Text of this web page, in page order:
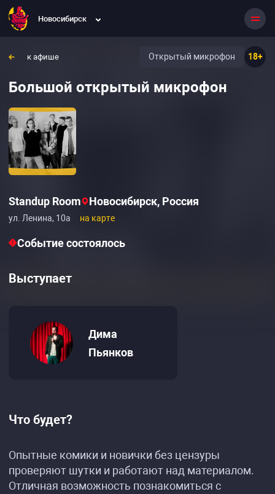
Новосибирск
к афише 18+
Открытый микрофон
Большой открытый микрофон
Standup Room Новосибирск, Россия
ул. Ленина, 10а на карте
Событие состоялось
Выступает
Дима
Пьянков
Что будет?
Опытные комики и новички без цензуры
проверяют шутки и работают над материалом.
Отличная возможность познакомиться с